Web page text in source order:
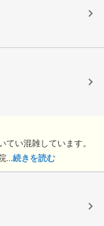
い混雑しています。
続きを読む